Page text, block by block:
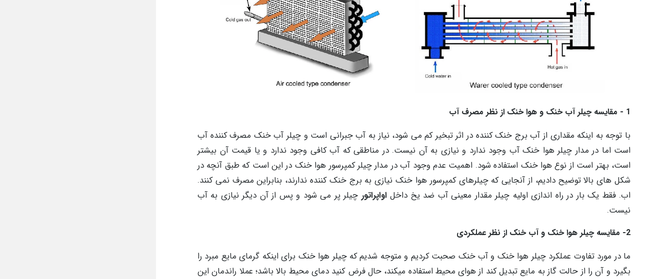
1 - مقایسه چیلر آب خنک و هوا خنک از نظر مصرف آب
با توجه به اینکه مقداری از آب برج خنک کننده در اثر تبخیر کم می شود، نیاز به آب جبرانی است و چیلر آب خنک مصرف کننده آب
است اما در مدار چیلر هوا خنک آب وجود ندارد و نیازی به آن نیست. در مناطقی که آب کافی وجود ندارد و یا قیمت آن بیشتر
است، بهتر است از نوع هوا خنک استفاده شود. اهمیت عدم وجود آب در مدار چیلر کمپرسور هوا خنک در این است که طبق آنچه در
شکل های بالا توضیح دادیم، از آنجایی که چیلرهای کمپرسور هوا خنک نیازی به برج خنک کننده ندارند، بنابراین مصرف نمی کنند.
اب. فقط یک بار در راه اندازی اولیه چیلر مقدار معینی آب ضد یخ داخل اواپراتور چیلر پر می شود و پس از آن دیگر نیازی به آب
نیست.
2- مقایسه چیلر هوا خنک و آب خنک از نظر عملکردی
ما در مورد تفاوت عملکرد چیلر هوا خنک و آب خنک صحبت کردیم و متوجه شدیم که چیلر هوا خنک برای اینکه گرمای مایع مبرد را
بگیرد و آن را از حالت گاز به مایع تبدیل کند از هوای محیط استفاده میکند، حال فرض کنید دمای محیط بالا باشد؛ عملا راندمان این